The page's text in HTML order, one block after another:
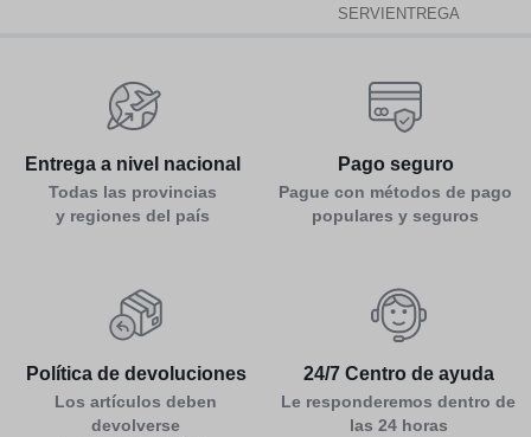
SERVIENTREGA
Entrega a nivel nacional
Todas las provincias
y regiones del país
Pago seguro
Pague con métodos de pago
populares y seguros
Política de devoluciones
Los artículos deben
devolverse
24/7 Centro de ayuda
Le responderemos dentro de
las 24 horas